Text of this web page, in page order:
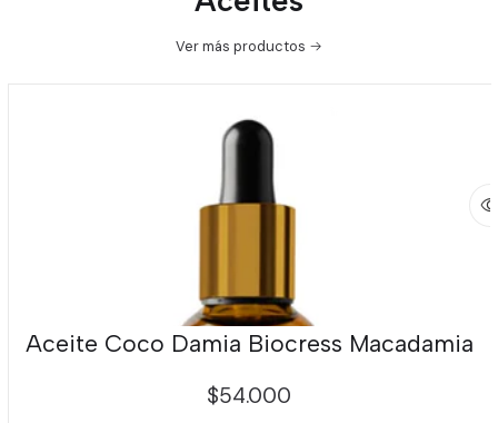
Ver más productos
Aceite Coco Damia Biocress Macadamia
$54.000